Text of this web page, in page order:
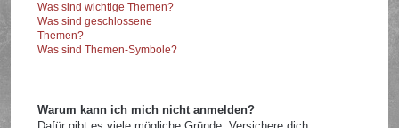
Was sind wichtige Themen?
Was sind geschlossene
Themen?
Was sind Themen-Symbole?
Warum kann ich mich nicht anmelden?